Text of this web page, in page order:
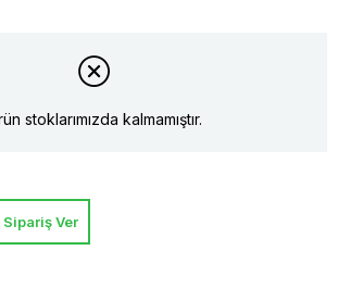
stoklarımızda kalmamıştır.
Ver